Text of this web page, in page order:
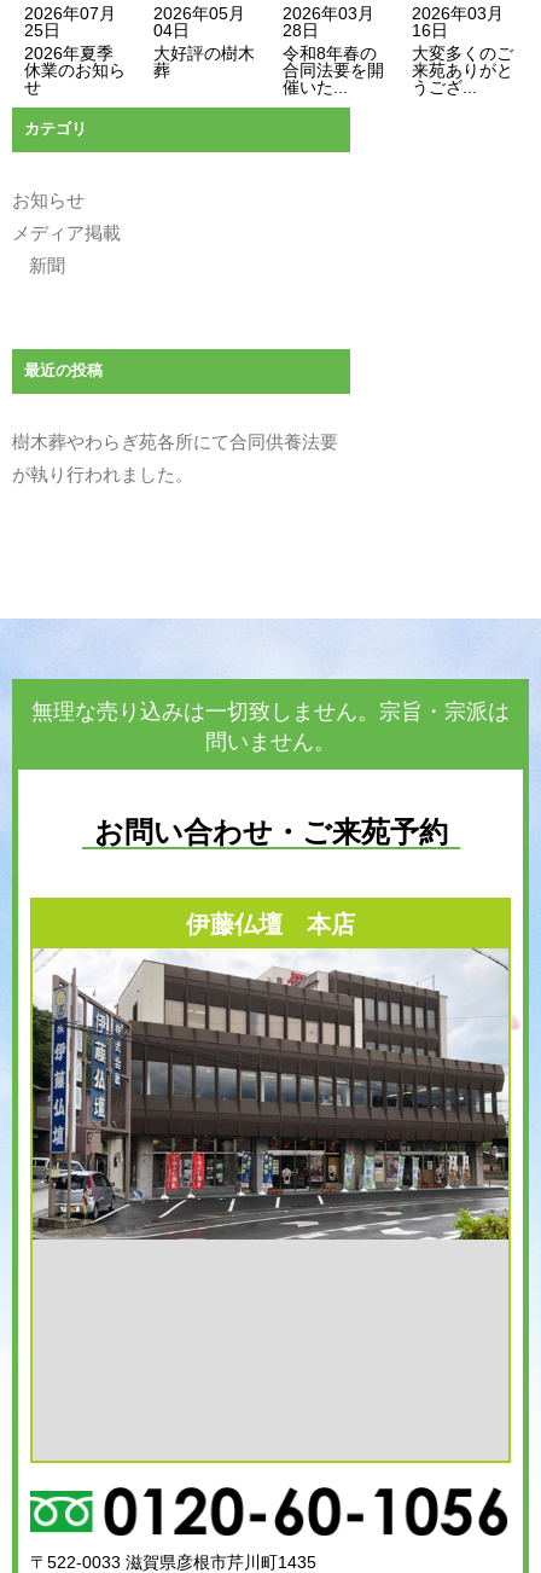
2026年07月
25日
2026年夏季
休業のお知ら
せ
2026年05月
04日
大好評の樹木
葬
2026年03月
28日
令和8年春の
合同法要を開
催いた...
2026年03月
16日
大変多くのご
来苑ありがと
うござ...
カテゴリ
お知らせ
メディア掲載
新聞
最近の投稿
樹木葬やわらぎ苑各所にて合同供養法要
が執り行われました。
無理な売り込みは一切致しません。宗旨・宗派は
問いません。
お問い合わせ・ご来苑予約
伊藤仏壇 本店
〒522-0033 滋賀県彦根市芹川町1435